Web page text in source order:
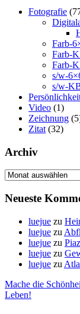
Fotografie
Farb-
Farb-
Farb-
s/w-
s/w-
Video (1)
Zeichnung
Zitat (32)
Archiv
Archiv
Neueste
luejue zu
luejue zu
luejue zu
luejue zu
luejue zu
Mache die
Leben!